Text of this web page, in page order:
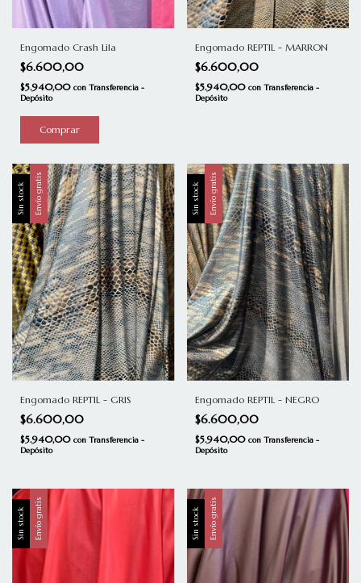
Engomado Crash Lila
$6.600,00
$5.940,00 con Transferencia -
Depósito
Comprar
Engomado REPTIL - MARRON
$6.600,00
$5.940,00 con Transferencia -
Depósito
Sin stock Envío gratis
Engomado REPTIL - GRIS
$6.600,00
$5.940,00 con Transferencia -
Depósito
Sin stock Envío gratis
Engomado REPTIL - NEGRO
$6.600,00
$5.940,00 con Transferencia -
Depósito
Sin stock Envío gratis Sin stock Envío gratis